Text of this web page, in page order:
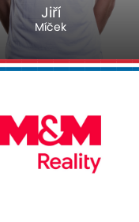
Jiří
Míček